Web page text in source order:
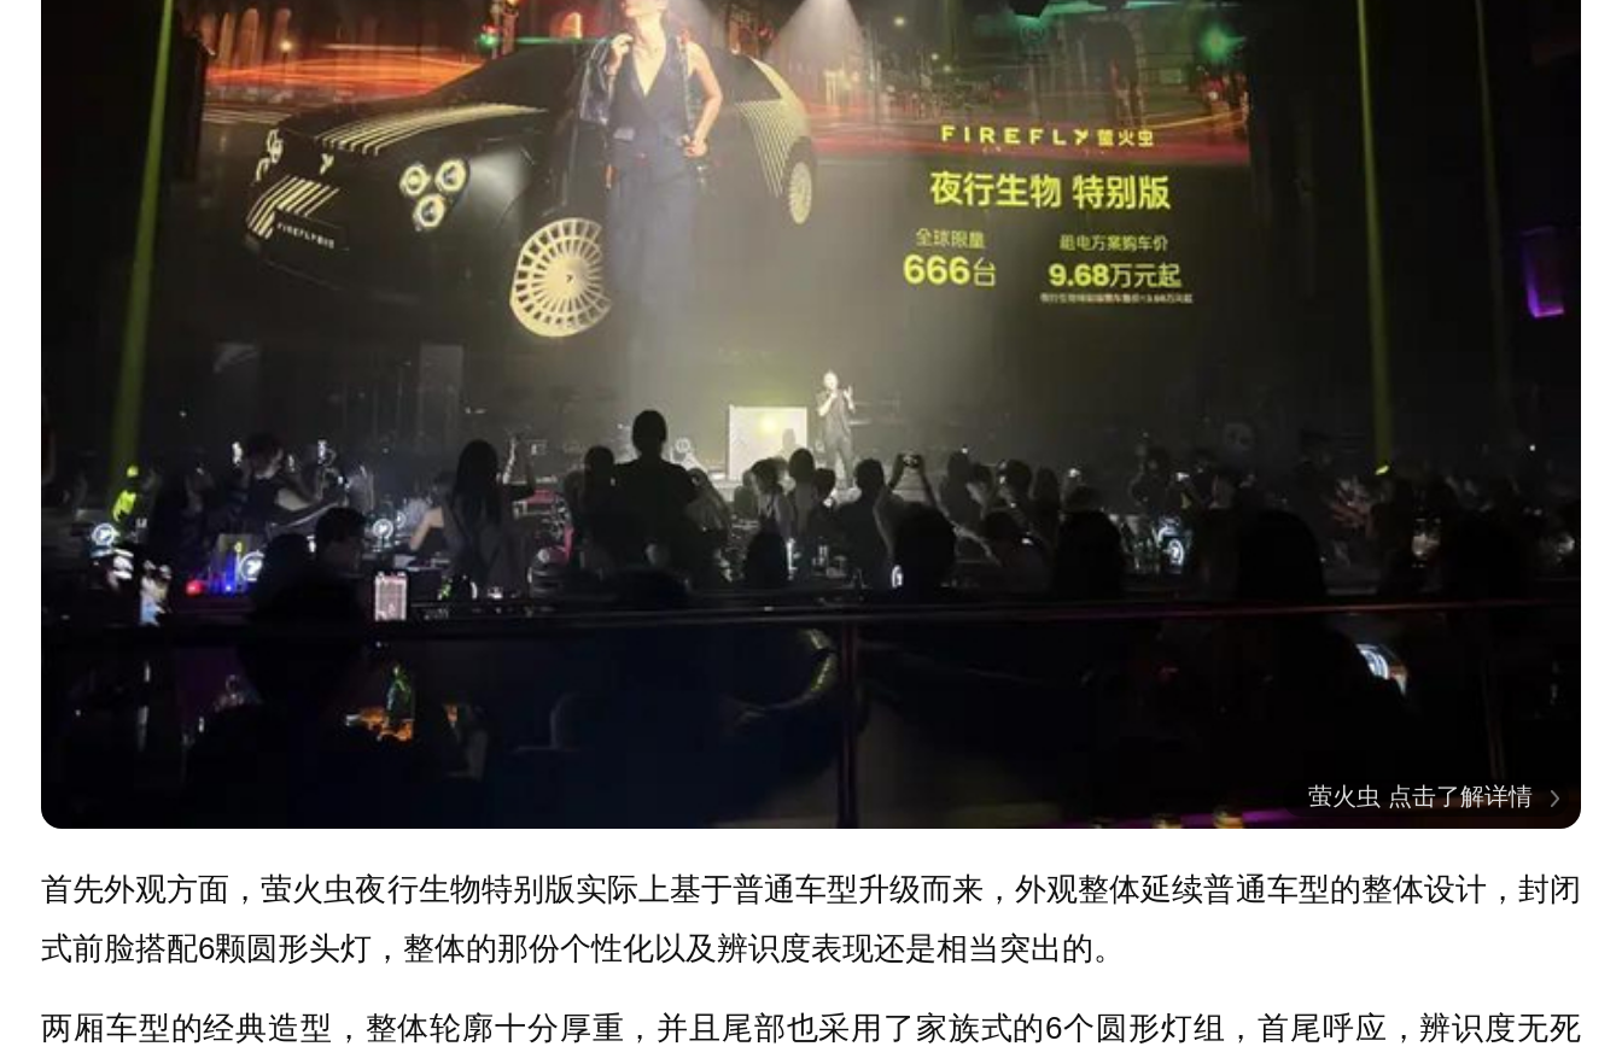
萤火虫 点击了解详情
首先外观方面，萤火虫夜行生物特别版实际上基于普通车型升级而来，外观整体延续普通车型的整体设计，封闭
式前脸搭配6颗圆形头灯，整体的那份个性化以及辨识度表现还是相当突出的。
两厢车型的经典造型，整体轮廓十分厚重，并且尾部也采用了家族式的6个圆形灯组，首尾呼应，辨识度无死